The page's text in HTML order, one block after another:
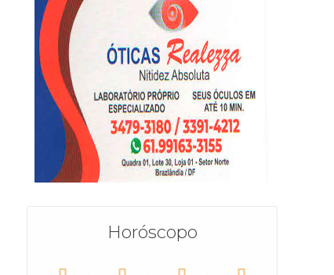
Horóscopo